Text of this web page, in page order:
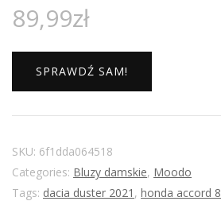
89,99zł
SPRAWDŹ SAM!
SKU: 6f1dda064518
Categories: Bluzy damskie, Moodo
Tags: dacia duster 2021 , honda accord 8